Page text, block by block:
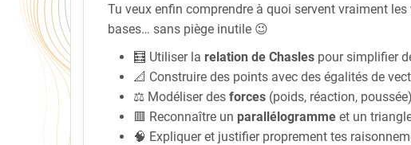
Tu veux enfin comprendre à quoi servent vraiment les
bases… sans piège inutile 😉
🧮 Utiliser la relation de Chasles pour simplifier
📐 Construire des points avec des égalités de
⚖️ Modéliser des forces (poids, réaction,
🟥 Reconnaître un parallélogramme et un
🧠 Expliquer et justifier proprement tes